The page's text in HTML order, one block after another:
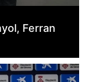
Ferran